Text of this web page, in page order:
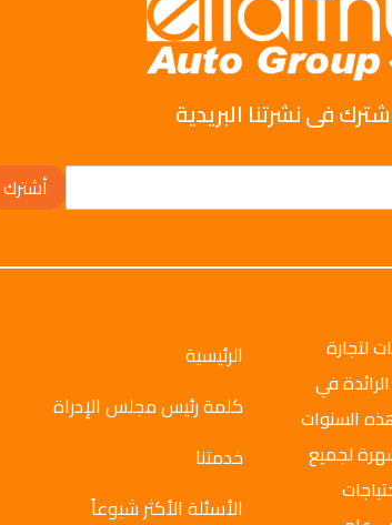
فى نشرتنا البريدية
أشترك
الشركات لتجارة
في
السنوات
لجميع
الرئيسية
كلمة رئيس مجلس الإدراة
خدمتنا
الأسئلة الأكثر شيوعاً